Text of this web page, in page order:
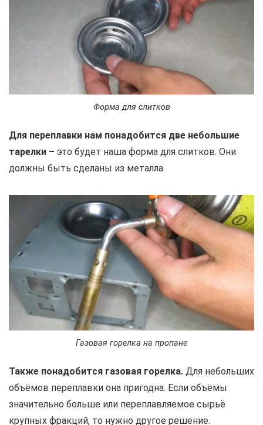
Форма для слитков
Для переплавки нам понадобится две небольшие
тарелки – это будет наша форма для слитков. Они
должны быть сделаны из металла.
Газовая горелка на пропане
Также понадобится газовая горелка. Для небольших
объёмов переплавки она пригодна. Если объёмы
значительно больше или переплавляемое сырьё
крупных фракций, то нужно другое решение.